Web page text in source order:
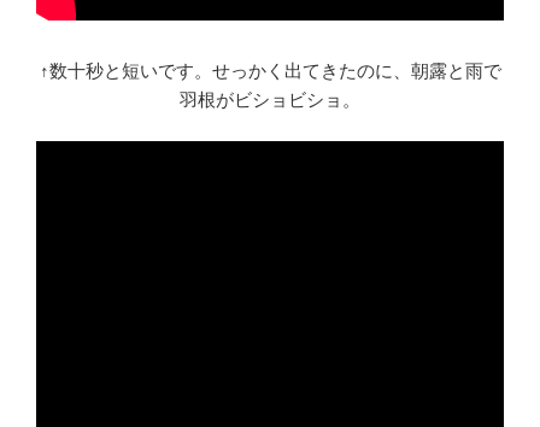
↑数十秒と短いです。せっかく出てきたのに、朝露と雨で
羽根がビショビショ。